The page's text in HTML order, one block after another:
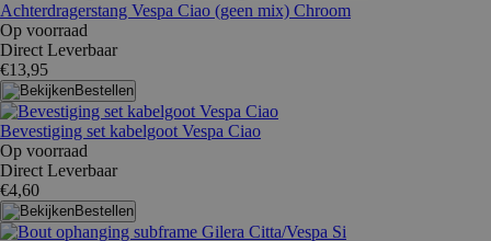
Achterdragerstang Vespa Ciao (geen mix) Chroom
Op voorraad
Direct Leverbaar
€13,95
Bestellen
Bevestiging set kabelgoot Vespa Ciao
Op voorraad
Direct Leverbaar
€4,60
Bestellen